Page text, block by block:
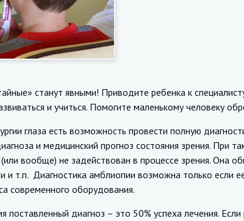
станут явными! Приводите ребенка к
и учиться. Помогите маленькому человеку
глаза есть возможность провести полную
и медицинский прогноз состояния зрения. При
вообще) не задействован в процессе зрения. Она
и т.п. Диагностика амблиопии возможна только если
современного оборудования.
диагноз – это 50% успеха лечения.